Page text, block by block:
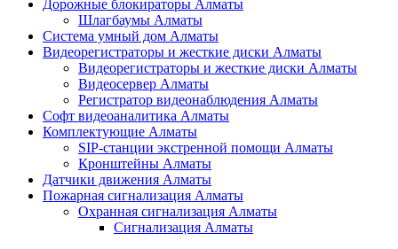
Дорожные блокираторы Алматы
Шлагбаумы Алматы
Система умный дом Алматы
Видеорегистраторы и жесткие диски Алматы
Видеорегистраторы и жесткие диски Алматы
Видеосервер Алматы
Регистратор видеонаблюдения Алматы
Софт видеоаналитика Алматы
Комплектующие Алматы
SIP-станции экстренной помощи Алматы
Кронштейны Алматы
Датчики движения Алматы
Пожарная сигнализация Алматы
Охранная сигнализация Алматы
Сигнализация Алматы